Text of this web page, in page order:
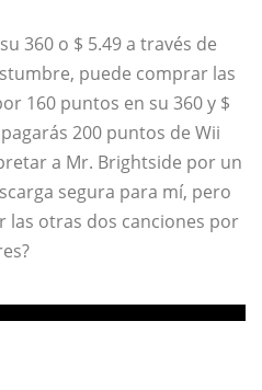
360 o $ 5.49 a través de
puede comprar las
160 puntos en su 360 y $
200 puntos de Wii
a Mr. Brightside por un
segura para mí, pero
otras dos canciones por